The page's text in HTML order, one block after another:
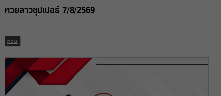
หวยลาวซุปเปอร์ 7/8/2569
หวย